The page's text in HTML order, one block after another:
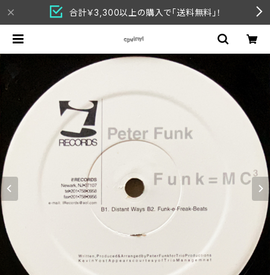
合計￥3,300以上の購入で「送料無料」！